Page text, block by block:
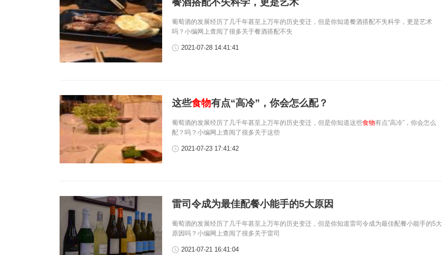
葡萄酒的发展经历了几千年甚至上万年的历史变迁，但是你知道餐酒搭配不失科学，更是艺术
吗？小编网上查阅了很多关于餐酒搭配不失
2021-07-28 14:41:41
这些食物有点“高冷”，你会怎么配？
葡萄酒的发展经历了几千年甚至上万年的历史变迁，但是你知道这些食物有点“高冷”，你会怎么
配？吗？小编网上查阅了很多关于这些
2021-07-23 17:41:42
雷司令成为最佳配餐小能手的5大原因
葡萄酒的发展经历了几千年甚至上万年的历史变迁，但是你知道雷司令成为最佳配餐小能手的5大
原因吗？小编网上查阅了很多关于雷司
2021-07-21 16:41:04